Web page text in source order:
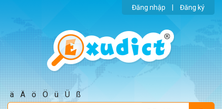
Đăng nhập Đăng ký
ä Ä ö Ö ü Ü ß